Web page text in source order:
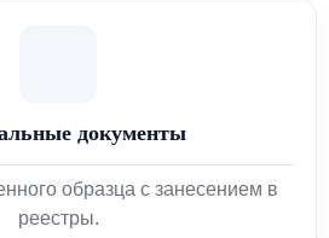
документы
образца с занесением в
реестры.